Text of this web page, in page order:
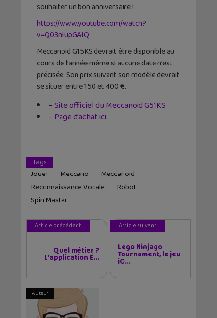
souhaiter un bon anniversaire !
https://www.youtube.com/watch?
v=Q03nIupGAIQ
Meccanoid G15KS devrait être disponible au
cours de l’année même si aucune date n’est
précisée. Son prix suivant son modèle devrait
se situer entre 150 et 400 €.
–Site officiel du Meccanoid G51KS
–Page d’achat ici.
Tags
Jouer
Meccano
Meccanoid
Reconnaissance Vocale
Robot
Spin Master
Article précédent
Quel métier ?
L'application É...
Article suivant
Lego Ninjago
Tournament, le jeu
iO...
Auteur